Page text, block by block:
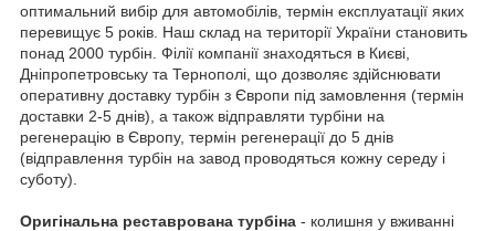
оптимальний вибір для автомобілів, термін експлуатації яких
перевищує 5 років. Наш склад на території України становить
понад 2000 турбін. Філії компанії знаходяться в Києві,
Дніпропетровську та Тернополі, що дозволяє здійснювати
оперативну доставку турбін з Європи під замовлення (термін
доставки 2-5 днів), а також відправляти турбіни на
регенерацію в Європу, термін регенерації до 5 днів
(відправлення турбін на завод проводяться кожну середу і
суботу).
Оригінальна реставрована турбіна - колишня у вживанні